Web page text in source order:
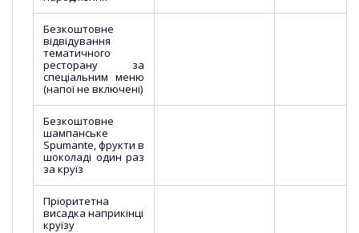
Безкоштовне
відвідування
тематичного
ресторану за
спеціальним меню
(напої не включені)
Безкоштовне
шампанське
Spumante, фрукти в
шоколаді один раз
за круїз
Пріоритетна
висадка наприкінці
круїзу